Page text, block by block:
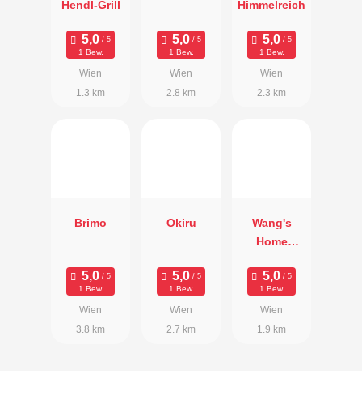
Hendl-Grill
1 Bew.
Wien
1.3 km
1 Bew.
Wien
2.8 km
Himmelreich
1 Bew.
Wien
2.3 km
Brimo
1 Bew.
Wien
3.8 km
Okiru
1 Bew.
Wien
2.7 km
Wang's
Home
1 Bew.
Wien
1.9 km